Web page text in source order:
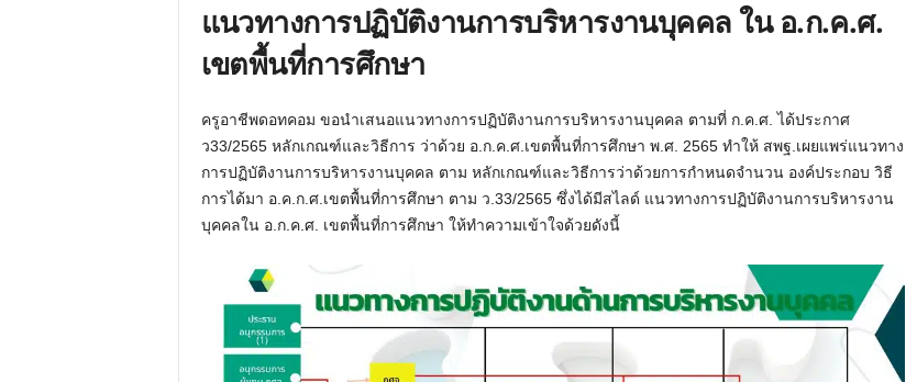
แนวทางการปฏิบัติงานการบริหารงานบุคคล ใน อ.ก.ค.ศ.
เขตพื้นที่การศึกษา
ครูอาชีพดอทคอม ขอนำเสนอแนวทางการปฏิบัติงานการบริหารงานบุคคล ตามที่ ก.ค.ศ. ได้ประกาศ
ว33/2565 หลักเกณฑ์และวิธีการ ว่าด้วย อ.ก.ค.ศ.เขตพื้นที่การศึกษา พ.ศ. 2565 ทำให้ สพฐ.เผยแพร่แนวทาง
การปฏิบัติงานการบริหารงานบุคคล ตาม หลักเกณฑ์และวิธีการว่าด้วยการกำหนดจำนวน องค์ประกอบ วิธี
การได้มา อ.ค.ก.ศ.เขตพื้นที่การศึกษา ตาม ว.33/2565 ซึ่งได้มีสไลด์ แนวทางการปฏิบัติงานการบริหารงาน
บุคคลใน อ.ก.ค.ศ. เขตพื้นที่การศึกษา ให้ทำความเข้าใจด้วยดังนี้